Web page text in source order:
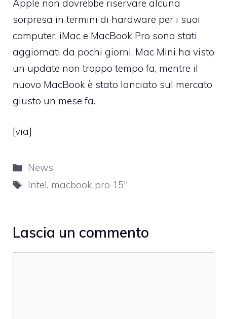
Apple non dovrebbe riservare alcuna
sorpresa in termini di hardware per i suoi
computer. iMac e MacBook Pro sono stati
aggiornati da pochi giorni. Mac Mini ha visto
un update non troppo tempo fa, mentre il
nuovo MacBook è stato lanciato sul mercato
giusto un mese fa.
[via]
Categorie
News
Tag
Intel, macbook pro 15''
Lascia un commento